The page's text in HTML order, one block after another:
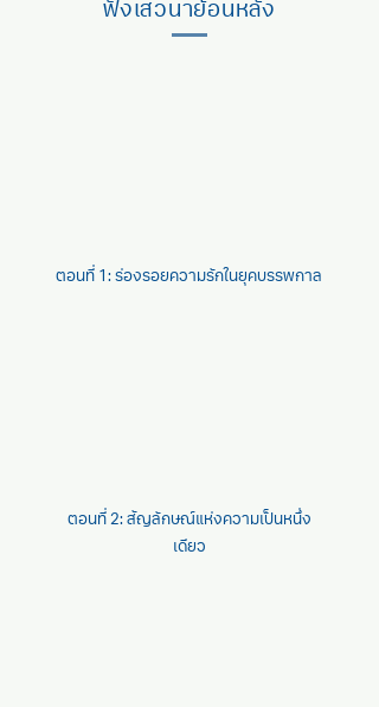
ฟังเสวนาย้อนหลัง
ตอนที่ 1: ร่องรอยความรักในยุคบรรพกาล
ตอนที่ 2: สัญลักษณ์แห่งความเป็นหนึ่ง
เดียว